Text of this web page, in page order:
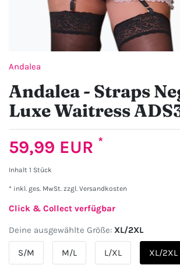
Andalea
Andalea - Straps
Luxe Waitress
59,99 EUR *
Inhalt 1 Stück
* inkl. ges. MwSt. zzgl. Versandkosten
Click & Collect verfügbar
Deine ausgewählte Größe: XL/2XL
S/M M/L L/XL XL/2XL